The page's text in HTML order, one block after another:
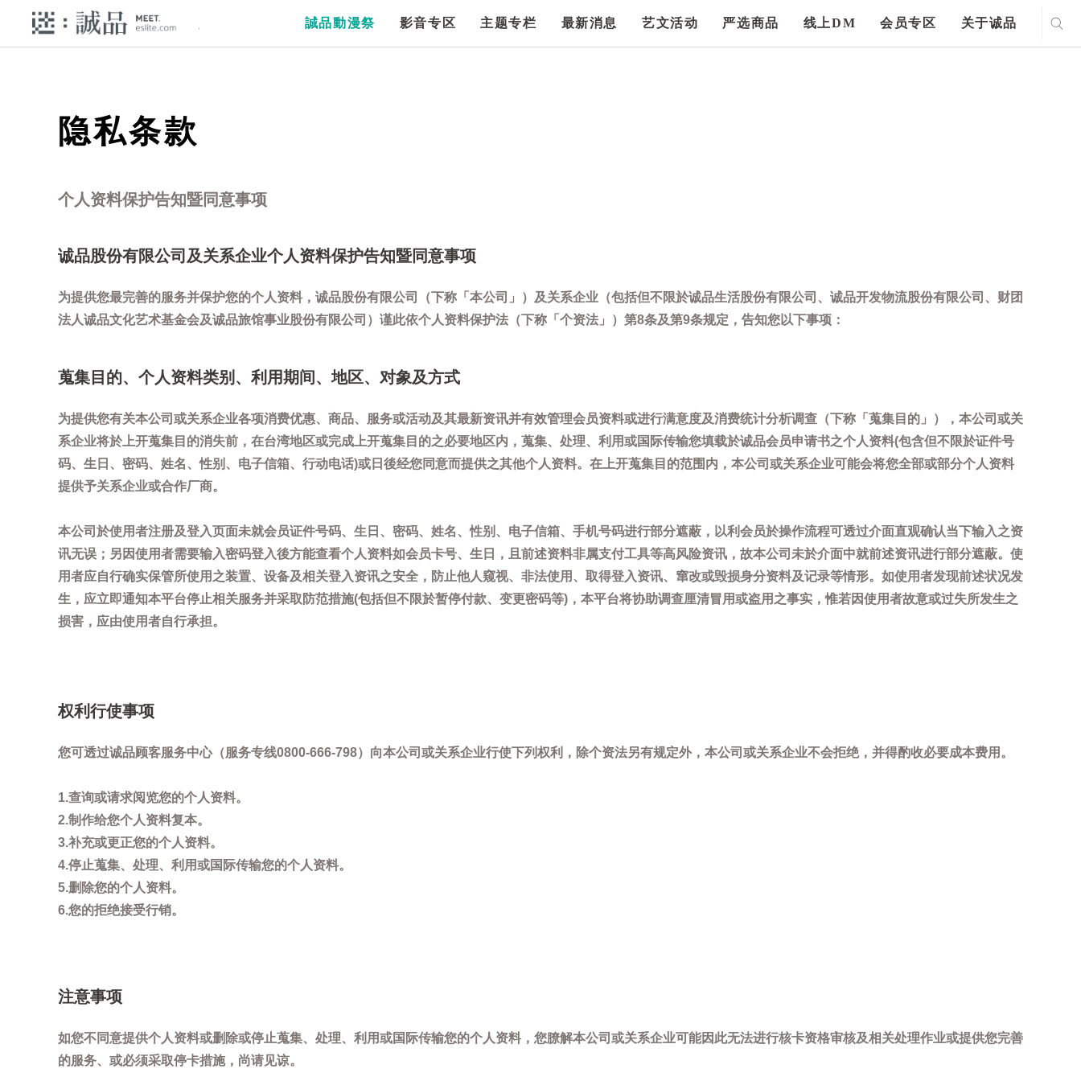
誠品動漫祭 影音专区 主题专栏 最新消息 艺文活动 严选商品 线上DM 会员专区 关于诚品
隐私条款
个人资料保护告知暨同意事项
诚品股份有限公司及关系企业个人资料保护告知暨同意事项
为提供您最完善的服务并保护您的个人资料，诚品股份有限公司（下称「本公司」）及关系企业（包括但不限於诚品生活股份有限公司、诚品开发物流股份有限公司、财团
法人诚品文化艺术基金会及诚品旅馆事业股份有限公司）谨此依个人资料保护法（下称「个资法」）第8条及第9条规定，告知您以下事项：
蒐集目的、个人资料类别、利用期间、地区、对象及方式
为提供您有关本公司或关系企业各项消费优惠、商品、服务或活动及其最新资讯并有效管理会员资料或进行满意度及消费统计分析调查（下称「蒐集目的」），本公司或关
系企业将於上开蒐集目的消失前，在台湾地区或完成上开蒐集目的之必要地区内，蒐集、处理、利用或国际传输您填载於诚品会员申请书之个人资料(包含但不限於证件号
码、生日、密码、姓名、性别、电子信箱、行动电话)或日後经您同意而提供之其他个人资料。在上开蒐集目的范围内，本公司或关系企业可能会将您全部或部分个人资料
提供予关系企业或合作厂商。
本公司於使用者注册及登入页面未就会员证件号码、生日、密码、姓名、性别、电子信箱、手机号码进行部分遮蔽，以利会员於操作流程可透过介面直观确认当下输入之资
讯无误；另因使用者需要输入密码登入後方能查看个人资料如会员卡号、生日，且前述资料非属支付工具等高风险资讯，故本公司未於介面中就前述资讯进行部分遮蔽。使
用者应自行确实保管所使用之装置、设备及相关登入资讯之安全，防止他人窥视、非法使用、取得登入资讯、窜改或毁损身分资料及记录等情形。如使用者发现前述状况发
生，应立即通知本平台停止相关服务并采取防范措施(包括但不限於暂停付款、变更密码等)，本平台将协助调查厘清冒用或盗用之事实，惟若因使用者故意或过失所发生之
损害，应由使用者自行承担。
权利行使事项
您可透过诚品顾客服务中心（服务专线0800-666-798）向本公司或关系企业行使下列权利，除个资法另有规定外，本公司或关系企业不会拒绝，并得酌收必要成本费用。
1.查询或请求阅览您的个人资料。
2.制作给您个人资料复本。
3.补充或更正您的个人资料。
4.停止蒐集、处理、利用或国际传输您的个人资料。
5.删除您的个人资料。
6.您的拒绝接受行销。
注意事项
如您不同意提供个人资料或删除或停止蒐集、处理、利用或国际传输您的个人资料，您膫解本公司或关系企业可能因此无法进行核卡资格审核及相关处理作业或提供您完善
的服务、或必须采取停卡措施，尚请见谅。